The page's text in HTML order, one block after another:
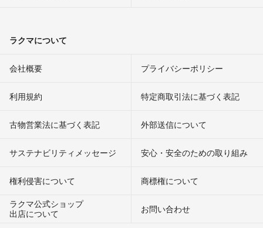
ラクマについて
会社概要 プライバシーポリシー
利用規約 特定商取引法に基づく表記
古物営業法に基づく表記 外部送信について
サステナビリティメッセージ 安心・安全のための取り組み
権利侵害について
商標権について
ラクマ公式ショップ
出店について
お問い合わせ